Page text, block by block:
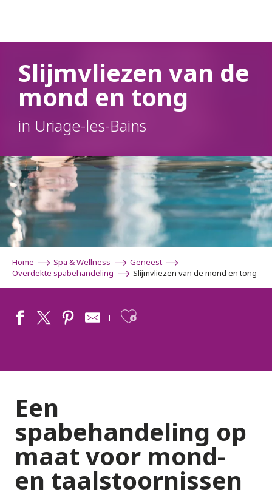
Slijmvliezen van de
mond en tong
in Uriage-les-Bains
Home Spa & Wellness
Geneest
Overdekte spabehandeling
Slijmvliezen van de mond en tong
Ajouter aux
Een
spabehandeling op
maat voor mond-
en taalstoornissen